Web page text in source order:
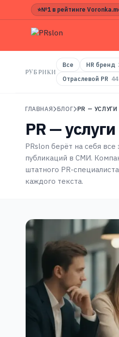
⭐№1 в рейтинге
РУБРИКИ
Все HR бренд
Отраслевой PR 44
ГЛАВНАЯ БЛОГ PR —
PR —
PRslon берёт на себя
публикаций в СМИ.
штатного PR-
каждого текста.